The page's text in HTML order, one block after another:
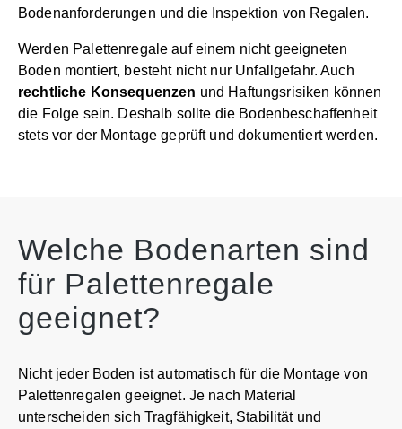
Bodenanforderungen und die Inspektion von Regalen.
Werden Palettenregale auf einem nicht geeigneten
Boden montiert, besteht nicht nur Unfallgefahr. Auch
rechtliche Konsequenzen und Haftungsrisiken können
die Folge sein. Deshalb sollte die Bodenbeschaffenheit
stets vor der Montage geprüft und dokumentiert werden.
Welche Bodenarten sind
für Palettenregale
geeignet?
Nicht jeder Boden ist automatisch für die Montage von
Palettenregalen geeignet. Je nach Material
unterscheiden sich Tragfähigkeit, Stabilität und